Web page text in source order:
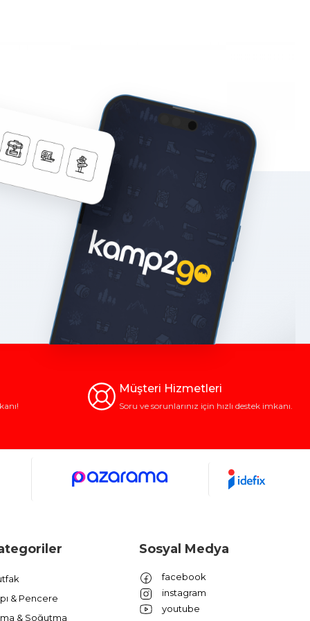
Müşteri Hizmetleri
Soru ve sorunlarınız için hızlı destek imkanı.
& Pencere
& Soğutma
Sosyal Medya
facebook
instagram
youtube